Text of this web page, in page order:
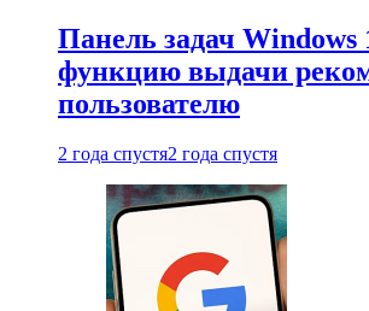
Панель задач Windows
функцию выдачи
пользователю
2 года спустя2 года спустя